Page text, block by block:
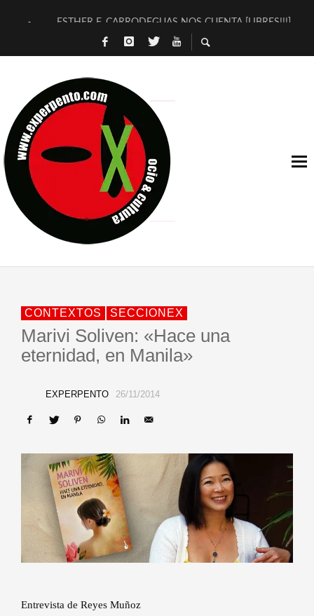
ESTHER F. CARRODEGUAS NOS CUENTA [LIBRES!!!]
[TERRA DE GUAPES] DE SANDRA MONFORT
TIMBRE 4, LA ESCUELA DEL DIRECTOR TEATRAL CLAUDIO
30 AÑOS (NO ES NADA) DE LA KATARSIS DEL TOMATAZO
MILITARES JUDÍAS EN #EXVITA
D’BALDOMEROS REINVENTAN [BITÁCORA 3.0] EN EXVITA
MARSHALL FLASH PRESENTA EN EXVITA [RELATIVA
JOFRE BARDAGÍ EN EXVITA INTERPRETANDO A SERRAT
CONTEXTOS SECCIONEX
Marivi Soliven: «Hace una
eternidad, en Manila»
EXPERPENTO 26/11/2014
Entrevista de Reyes Muñoz